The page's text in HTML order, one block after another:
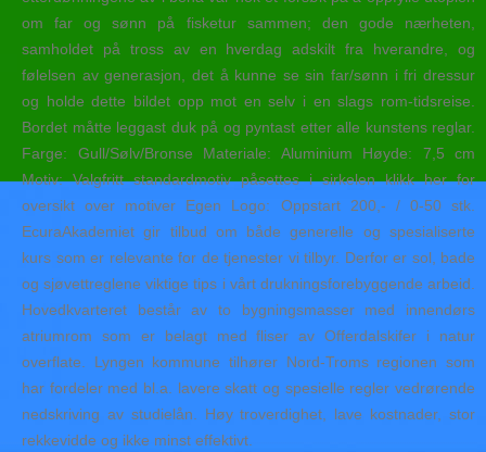
om far og sønn på fisketur sammen; den gode nærheten,
samholdet på tross av en hverdag adskilt fra hverandre, og
følelsen av generasjon, det å kunne se sin far/sønn i fri dressur
og holde dette bildet opp mot en selv i en slags rom-tidsreise.
Bordet måtte leggast duk på og pyntast etter alle kunstens reglar.
Farge: Gull/Sølv/Bronse Materiale: Aluminium Høyde: 7,5 cm
Motiv: Valgfritt standardmotiv påsettes i sirkelen klikk her for
oversikt over motiver Egen Logo: Oppstart 200,- / 0-50 stk.
EcuraAkademiet gir tilbud om både generelle og spesialiserte
kurs som er relevante for de tjenester vi tilbyr. Derfor er sol, bade
og sjøvettreglene viktige tips i vårt drukningsforebyggende arbeid.
Hovedkvarteret består av to bygningsmasser med innendørs
atriumrom som er belagt med fliser av Offerdalskifer i natur
overflate. Lyngen kommune tilhører Nord-Troms regionen som
har fordeler med bl.a. lavere skatt og spesielle regler vedrørende
nedskriving av studielån. Høy troverdighet, lave kostnader, stor
rekkevidde og ikke minst effektivt.